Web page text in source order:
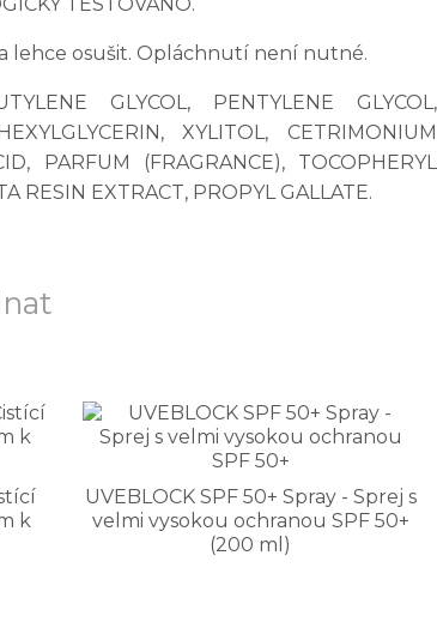
lehce osušit. Opláchnutí není nutné.
GLYCOL, PENTYLENE GLYCOL,
XYLITOL, CETRIMONIUM
PARFUM (FRAGRANCE), TOCOPHERYL
RESIN EXTRACT, PROPYL GALLATE.
k
UVEBLOCK SPF 50+ Spray - Sprej s
velmi vysokou ochranou SPF 50+
(200 ml)